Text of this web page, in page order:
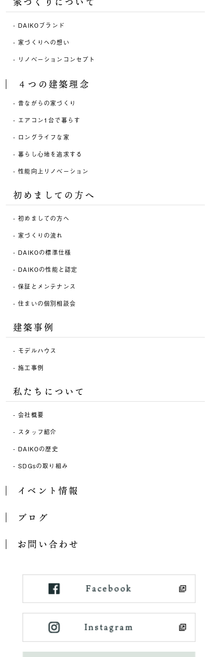
DAIKOブランド
家づくりへの想い
リノベーションコンセプト
４つの建築理念
昔ながらの家づくり
エアコン1台で暮らす
ロングライフな家
暮らし心地を追求する
性能向上リノベーション
初めましての方へ
初めましての方へ
家づくりの流れ
DAIKOの標準仕様
DAIKOの性能と認定
保証とメンテナンス
住まいの個別相談会
建築事例
モデルハウス
施工事例
私たちについて
会社概要
スタッフ紹介
DAIKOの歴史
SDGsの取り組み
イベント情報
ブログ
お問い合わせ